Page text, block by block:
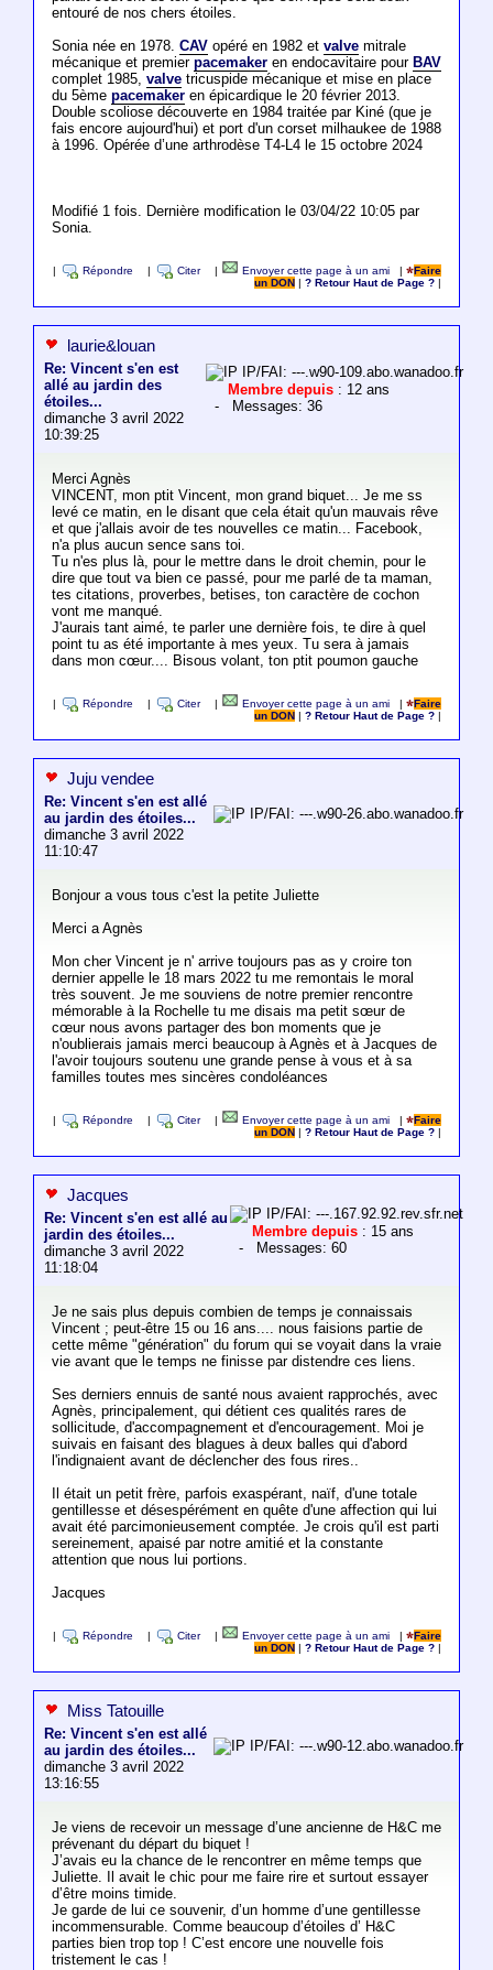
entouré de nos chers étoiles.
Sonia née en 1978. CAVopéré en 1982 et valvemitrale
mécanique et premier pacemakeren endocavitaire pour BAV
complet 1985, valvetricuspide mécanique et mise en place
du 5ème pacemakeren épicardique le 20 février 2013.
Double scoliose découverte en 1984 traitée par Kiné (que je
fais encore aujourd'hui) et port d'un corset milhaukee de 1988
à 1996. Opérée d’une arthrodèse T4-L4 le 15 octobre 2024
Modifié 1 fois. Dernière modification le 03/04/22 10:05 par
Sonia.
Répondre Citer Envoyer cette page à un ami |
Faire
un DON
|? Retour Haut de Page ?
laurie&louan
Re: Vincent s'en est
allé au jardin des
étoiles...
dimanche 3 avril 2022
10:39:25
IP/FAI: ---.w90-109.abo.wanadoo.fr
Membre depuis : 12 ans
- Messages: 36
Merci Agnès
VINCENT, mon ptit Vincent, mon grand biquet... Je me ss
levé ce matin, en le disant que cela était qu'un mauvais rêve
et que j'allais avoir de tes nouvelles ce matin... Facebook,
n'a plus aucun sence sans toi.
Tu n'es plus là, pour le mettre dans le droit chemin, pour le
dire que tout va bien ce passé, pour me parlé de ta maman,
tes citations, proverbes, betises, ton caractère de cochon
vont me manqué.
J'aurais tant aimé, te parler une dernière fois, te dire à quel
point tu as été importante à mes yeux. Tu sera à jamais
dans mon cœur.... Bisous volant, ton ptit poumon gauche
Répondre Citer Envoyer cette page à un ami |
Faire
un DON
|? Retour Haut de Page ?
Juju vendee
Re: Vincent s'en est allé
au jardin des étoiles...
dimanche 3 avril 2022
11:10:47
IP/FAI: ---.w90-26.abo.wanadoo.fr
Bonjour a vous tous c'est la petite Juliette
Merci a Agnès
Mon cher Vincent je n' arrive toujours pas as y croire ton
dernier appelle le 18 mars 2022 tu me remontais le moral
très souvent. Je me souviens de notre premier rencontre
mémorable à la Rochelle tu me disais ma petit sœur de
cœur nous avons partager des bon moments que je
n'oublierais jamais merci beaucoup à Agnès et à Jacques de
l'avoir toujours soutenu une grande pense à vous et à sa
familles toutes mes sincères condoléances
Répondre Citer Envoyer cette page à un ami |
Faire
un DON
|? Retour Haut de Page ?
Jacques
Re: Vincent s'en est allé au
jardin des étoiles...
dimanche 3 avril 2022
11:18:04
IP/FAI: ---.167.92.92.rev.sfr.net
Membre depuis : 15 ans
- Messages: 60
Je ne sais plus depuis combien de temps je connaissais
Vincent ; peut-être 15 ou 16 ans.... nous faisions partie de
cette même "génération" du forum qui se voyait dans la vraie
vie avant que le temps ne finisse par distendre ces liens.
Ses derniers ennuis de santé nous avaient rapprochés, avec
Agnès, principalement, qui détient ces qualités rares de
sollicitude, d'accompagnement et d'encouragement. Moi je
suivais en faisant des blagues à deux balles qui d'abord
l'indignaient avant de déclencher des fous rires..
Il était un petit frère, parfois exaspérant, naïf, d'une totale
gentillesse et désespérément en quête d'une affection qui lui
avait été parcimonieusement comptée. Je crois qu'il est parti
sereinement, apaisé par notre amitié et la constante
attention que nous lui portions.
Jacques
Répondre Citer Envoyer cette page à un ami |
Faire
un DON
|? Retour Haut de Page ?
Miss Tatouille
Re: Vincent s'en est allé
au jardin des étoiles...
dimanche 3 avril 2022
13:16:55
IP/FAI: ---.w90-12.abo.wanadoo.fr
Je viens de recevoir un message d’une ancienne de H&C me
prévenant du départ du biquet !
J’avais eu la chance de le rencontrer en même temps que
Juliette. Il avait le chic pour me faire rire et surtout essayer
d’être moins timide.
Je garde de lui ce souvenir, d’un homme d’une gentillesse
incommensurable. Comme beaucoup d’étoiles d’ H&C
parties bien trop top ! C’est encore une nouvelle fois
tristement le cas !